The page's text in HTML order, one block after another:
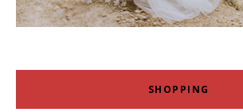
SHOPPING